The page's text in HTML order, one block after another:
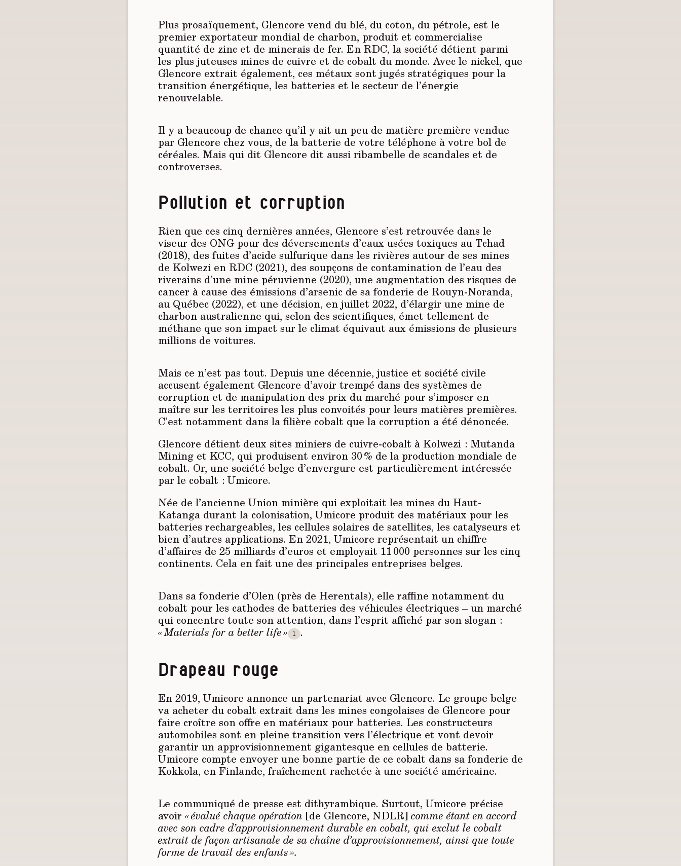
Plus prosaïquement, Glencore vend du blé, du coton, du pétrole, est le
premier exportateur mondial de charbon, produit et commercialise
quantité de zinc et de minerais de fer. En RDC, la société détient parmi
les plus juteuses mines de cuivre et de cobalt du monde. Avec le nickel, que
Glencore extrait également, ces métaux sont jugés stratégiques pour la
transition énergétique, les batteries et le secteur de l’énergie
renouvelable.
Il y a beaucoup de chance qu’il y ait un peu de matière première vendue
par Glencore chez vous, de la batterie de votre téléphone à votre bol de
céréales. Mais qui dit Glencore dit aussi ribambelle de scandales et de
controverses.
Pollution et corruption
Rien que ces cinq dernières années, Glencore s’est retrouvée dans le
viseur des ONG pour des déversements d’eaux usées toxiques au Tchad
(2018), des fuites d’acide sulfurique dans les rivières autour de ses mines
de Kolwezi en RDC (2021), des soupçons de contamination de l’eau des
rive­rains d’une mine péruvienne (2020), une augmentation des risques de
cancer à cause des émissions d’arsenic de sa fonderie de Rouyn-Noranda,
au Québec (2022), et une décision, en juillet 2022, d’élargir une mine de
charbon australienne qui, selon des scientifiques, émet tellement de
méthane que son impact sur le climat équivaut aux émissions de plusieurs
millions de voitures.
Mais ce n’est pas tout. Depuis une décennie, justice et société civile
accusent également Glencore d’avoir trempé dans des systèmes de
corruption et de manipulation des prix du marché pour s’imposer en
maître sur les territoires les plus convoités pour leurs matières premières.
C’est notamment dans la filière cobalt que la corruption a été dénoncée.
Glencore détient deux sites miniers de cuivre-cobalt à Kolwezi : Mutanda
Mining et KCC, qui produisent environ 30 % de la production mondiale de
cobalt. Or, une société belge d’envergure est particulièrement intéressée
par le cobalt : Umicore.
Née de l’ancienne Union minière qui exploitait les mines du Haut-
Katanga durant la colonisation, Umicore produit des matériaux pour les
batteries re­chargeables, les cellules solaires de satellites, les catalyseurs et
bien d’autres applications. En 2021, Umicore représentait un chiffre
d’affaires de 25 milliards d’euros et employait 11 000 personnes sur les cinq
continents. Cela en fait une des principales entreprises belges.
Dans sa fonderie d’Olen (près de Herentals), elle raffine notamment du
cobalt pour les cathodes de batteries des véhicules électriques – un marché
qui concentre toute son attention, dans l’esprit affiché par son slogan :
« Materials for a better life » 1 .
Drapeau rouge
En 2019, Umicore annonce un partenariat avec Glencore. Le groupe belge
va acheter du cobalt extrait dans les mines congolaises de Glencore pour
faire croître son offre en matériaux pour batteries. Les constructeurs
automobiles sont en pleine transition vers l’électrique et vont devoir
garantir un approvisionnement gigantesque en cellules de batterie.
Umicore compte envoyer une bonne partie de ce cobalt dans sa fonderie de
Kokkola, en Finlande, fraîchement rachetée à une société américaine.
Le communiqué de presse est dithyrambique. Surtout, Umicore précise
avoir « évalué chaque opération [de Glencore, NDLR] comme étant en accord
avec son cadre d’approvisionnement durable en cobalt, qui exclut le cobalt
extrait de façon artisanale de sa chaîne d’approvisionnement, ainsi que toute
forme de travail des enfants ».